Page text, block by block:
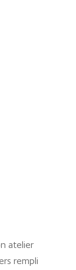
atelier
rempli